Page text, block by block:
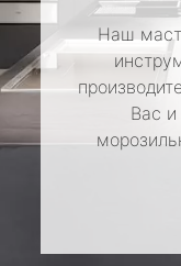
Наш
Вас и